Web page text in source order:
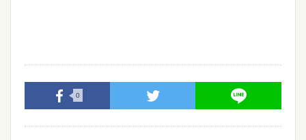
0